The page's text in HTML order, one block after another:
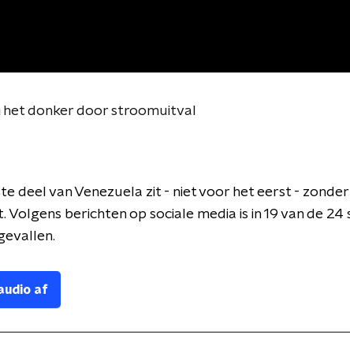
donker door stroomuitval
deel van Venezuela zit - niet voor het eerst - zonder
Volgens berichten op sociale media is in 19 van de 24
af